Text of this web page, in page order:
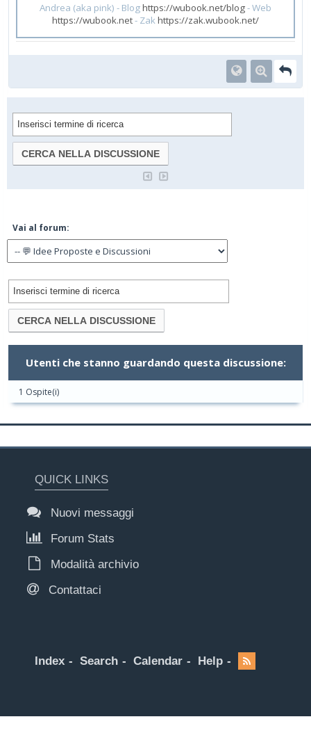
Andrea (aka pink) - Bloghttps://wubook.net/blog- Web
https://wubook.net- Zakhttps://zak.wubook.net/
Vai al forum:
Utenti che stanno guardando questa discussione:
1 Ospite(i)
QUICK LINKS
Nuovi messaggi
Forum Stats
Modalità archivio
Contattaci
Index Search Calendar Help